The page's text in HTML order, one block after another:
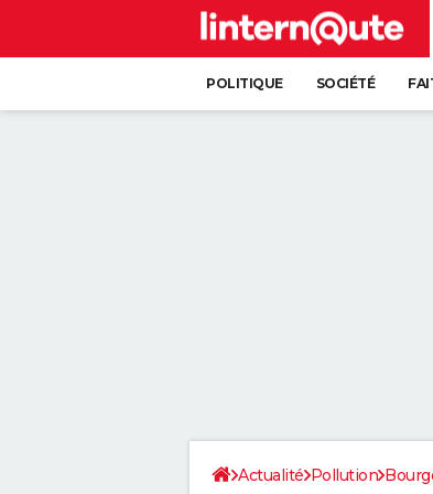
POLITIQUE SOCIÉTÉ
Actualité Pollution